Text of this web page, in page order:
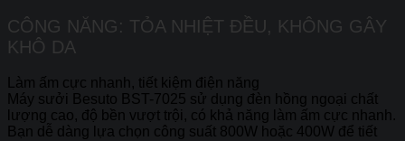
CÔNG NĂNG: TỎA NHIỆT ĐỀU, KHÔNG GÂY
KHÔ DA
Làm ấm cực nhanh, tiết kiệm điện năng
Máy sưởi Besuto BST-7025 sử dụng đèn hồng ngoại chất
lượng cao, độ bền vượt trội, có khả năng làm ấm cực nhanh.
Bạn dễ dàng lựa chọn công suất 800W hoặc 400W để tiết